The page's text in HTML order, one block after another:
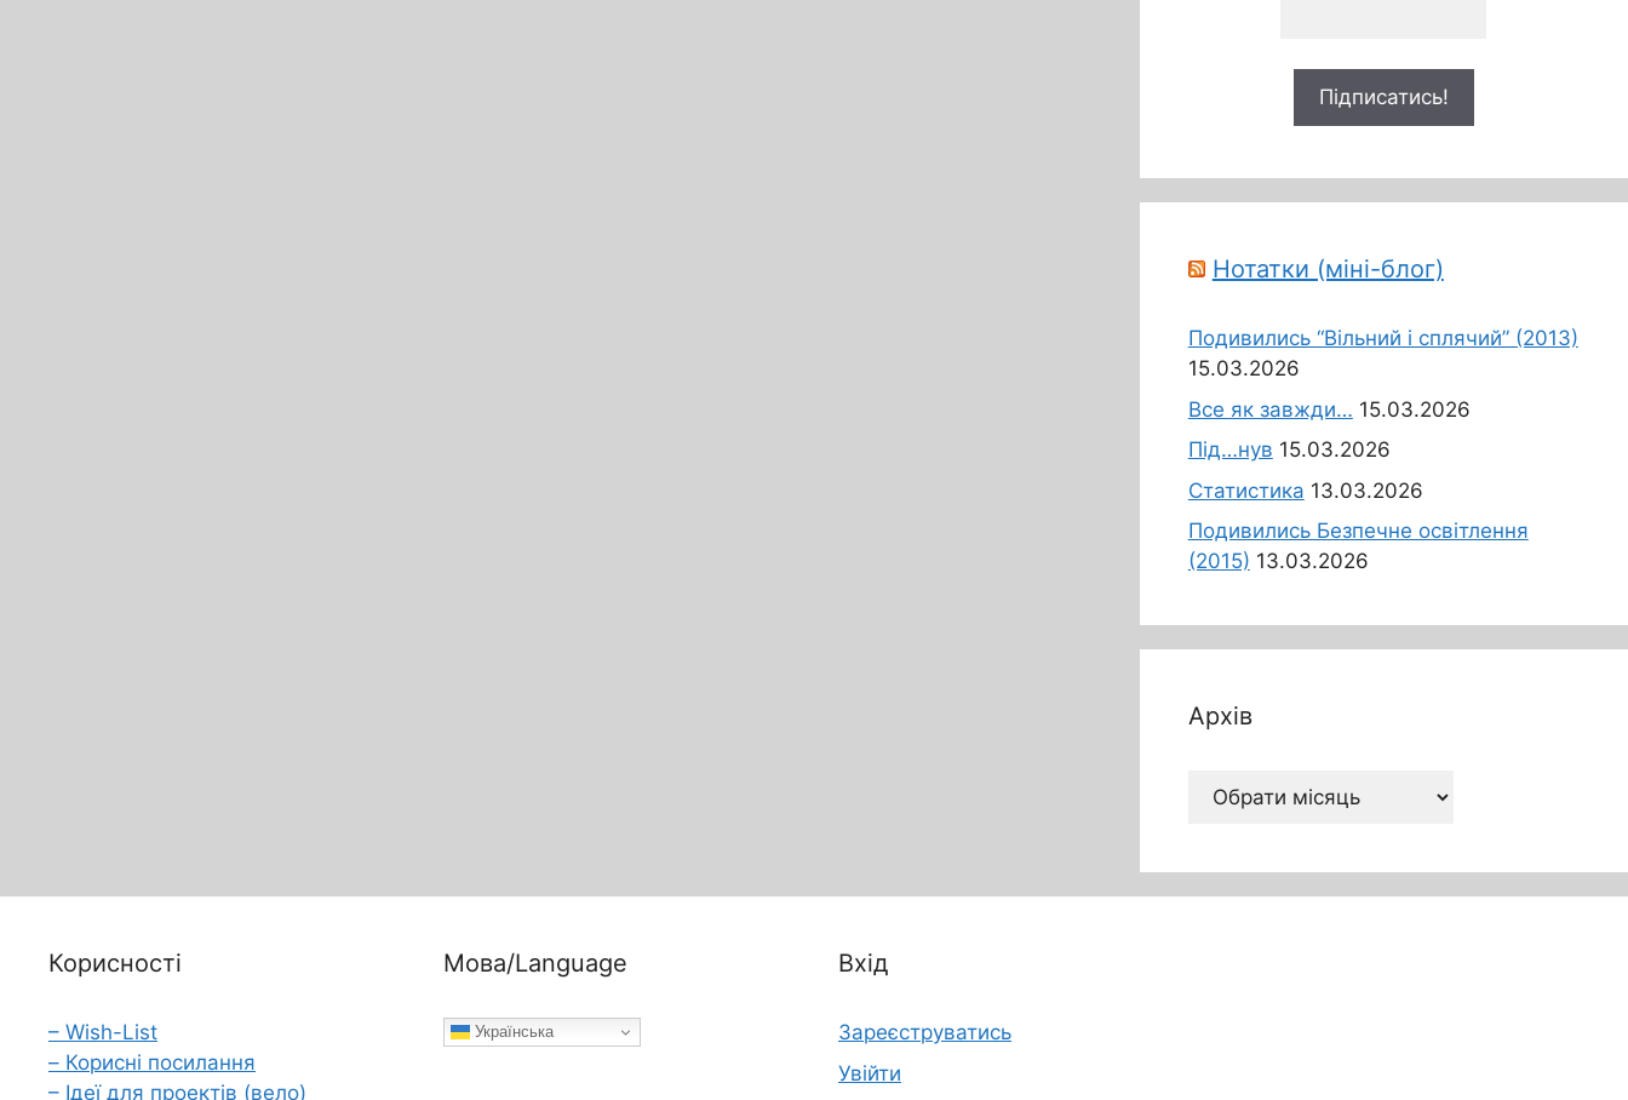
Нотатки (міні-блог)
Подивились “Вільний і сплячий” (2013)
15.03.2026
Все як завжди… 15.03.2026
Під…нув 15.03.2026
Статистика 13.03.2026
Подивились Безпечне освітлення
(2015) 13.03.2026
Архів
Архів
Корисності
– Wish-List
– Корисні посилання
– Ідеї для проектів (вело)
Мова/Language
Українська
Вхід
Зареєструватись
Увійти